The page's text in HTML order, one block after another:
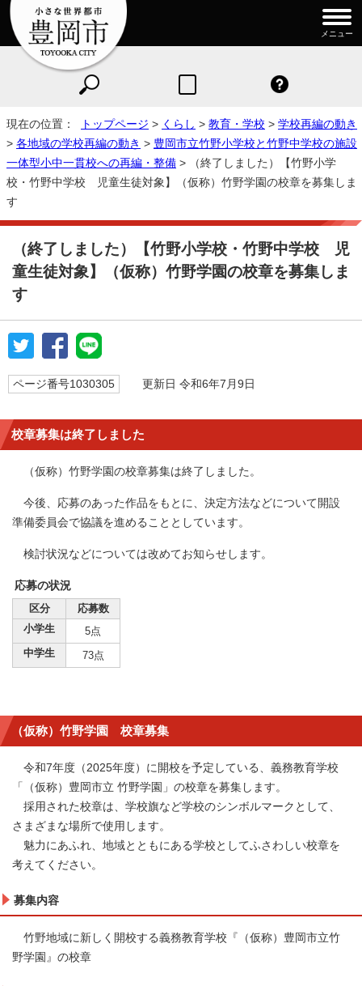
メニュー
現在の位置： トップページ > くらし > 教育・学校 > 学校再編の動き
> 各地域の学校再編の動き > 豊岡市立竹野小学校と竹野中学校の施設
一体型小中一貫校への再編・整備 > （終了しました）【竹野小学
校・竹野中学校 児童生徒対象】（仮称）竹野学園の校章を募集しま
す
（終了しました）【竹野小学校・竹野中学校 児
童生徒対象】（仮称）竹野学園の校章を募集しま
す
ページ番号1030305 更新日 令和6年7月9日
校章募集は終了しました
（仮称）竹野学園の校章募集は終了しました。
今後、応募のあった作品をもとに、決定方法などについて開設
準備委員会で協議を進めることとしています。
検討状況などについては改めてお知らせします。
応募の状況
区分
応募数
小学生
5点
中学生
73点
（仮称）竹野学園 校章募集
令和7年度（2025年度）に開校を予定している、義務教育学校
「（仮称）豊岡市立 竹野学園」の校章を募集します。
採用された校章は、学校旗など学校のシンボルマークとして、
さまざまな場所で使用します。
魅力にあふれ、地域とともにある学校としてふさわしい校章を
考えてください。
募集内容
竹野地域に新しく開校する義務教育学校『（仮称）豊岡市立竹
野学園』の校章